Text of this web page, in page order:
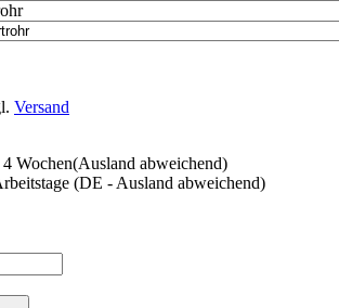
Versand
Wochen(Ausland abweichend)
(DE - Ausland abweichend)